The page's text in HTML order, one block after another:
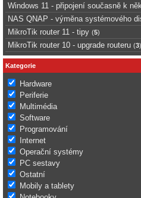
Windows 11 - připojení současně k
NAS QNAP - výměna systémového
MikroTik router 11 - tipy (5)
MikroTik router 10 - upgrade routeru (3)
Kategorie
Hardware
Periferie
Multimédia
Software
Programování
Internet
Operační systémy
PC sestavy
Ostatní
Mobily a tablety